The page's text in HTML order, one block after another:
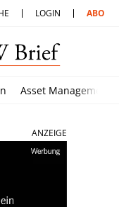
LOGIN ABO
Asset Management
ANZEIGE